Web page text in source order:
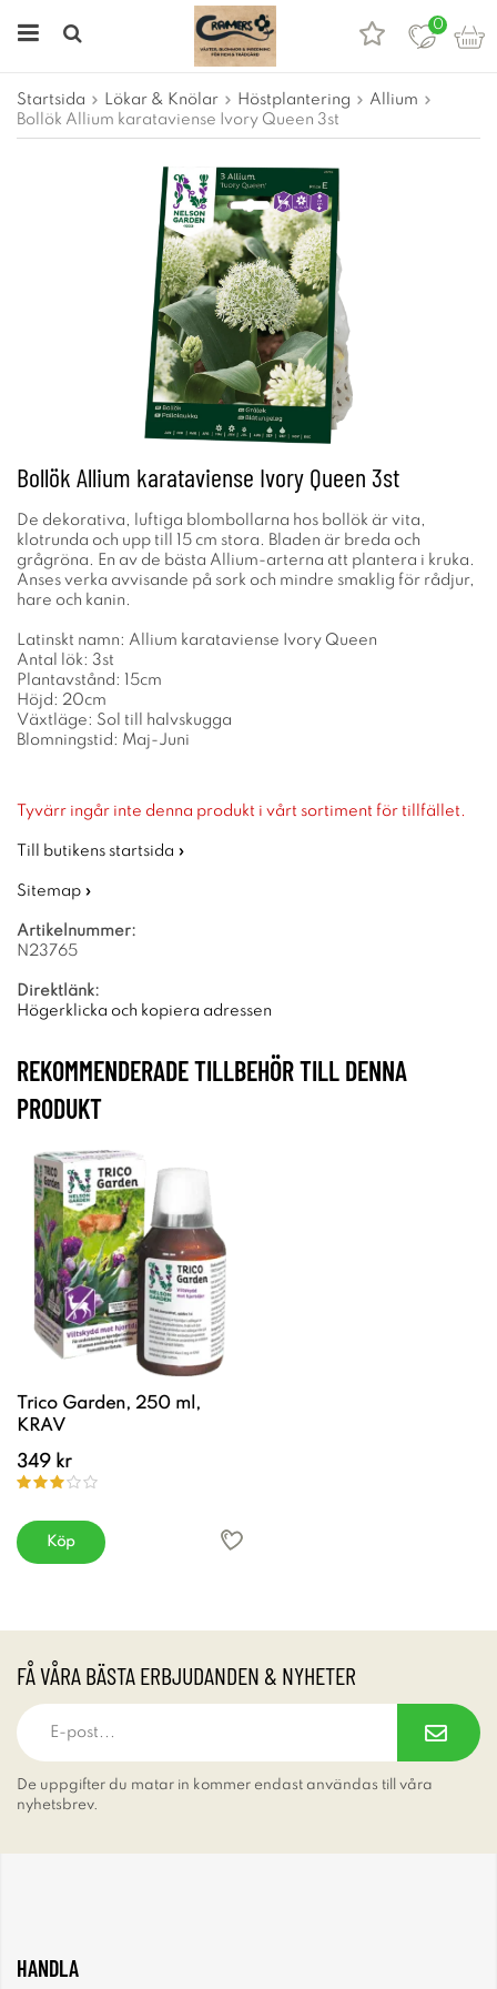
0
Startsida Lökar & Knölar Höstplantering
Allium
Bollök Allium karataviense Ivory Queen 3st
Bollök Allium karataviense Ivory Queen 3st
De dekorativa, luftiga blombollarna hos bollök är vita,
klotrunda och upp till 15 cm stora. Bladen är breda och
grågröna. En av de bästa Allium-arterna att plantera i kruka.
Anses verka avvisande på sork och mindre smaklig för rådjur,
hare och kanin.
Latinskt namn: Allium karataviense Ivory Queen
Antal lök: 3st
Plantavstånd: 15cm
Höjd: 20cm
Växtläge: Sol till halvskugga
Blomningstid: Maj-Juni
Tyvärr ingår inte denna produkt i vårt sortiment för tillfället.
Till butikens startsida »
Sitemap »
Artikelnummer:
N23765
Direktlänk:
Högerklicka och kopiera adressen
REKOMMENDERADE TILLBEHÖR TILL DENNA
PRODUKT
Trico Garden, 250 ml,
KRAV
349 kr
Köp
FÅ VÅRA BÄSTA ERBJUDANDEN & NYHETER
De uppgifter du matar in kommer endast användas till våra
nyhetsbrev.
HANDLA